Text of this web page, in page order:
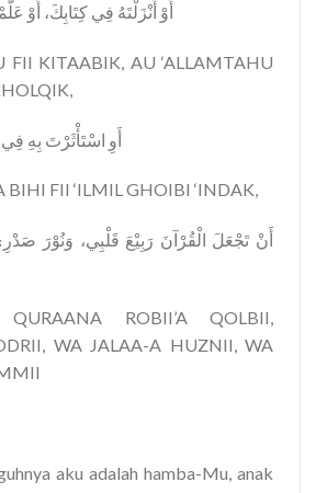
أَوْ أَنْزَلْتَهُ فِي كِتَابِكَ، أَوْ
FII KITAABIK, AU ‘ALLAMTAHU
أَوِ اسْتَأْثَرْتَ بِهِ فِي
BIHI FII ‘ILMIL GHOIBI ‘INDAK,
أَنْ تَجْعَلَ الْقُرْآنَ رَبِيْعَ قَلْبِي، وَنُوْرَ
ROBII’A QOLBII,
WA JALAA-A HUZNII, WA
aku adalah hamba-Mu, anak